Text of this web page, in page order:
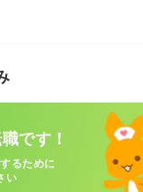
です！
るために
い